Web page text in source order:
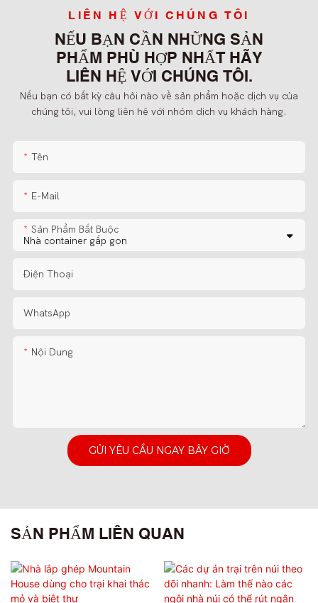
LIÊN HỆ VỚI CHÚNG TÔI
NẾU BẠN CẦN NHỮNG SẢN
PHẨM PHÙ HỢP NHẤT HÃY
LIÊN HỆ VỚI CHÚNG TÔI.
Nếu bạn có bất kỳ câu hỏi nào về sản phẩm hoặc dịch vụ của
chúng tôi, vui lòng liên hệ với nhóm dịch vụ khách hàng.
Tên
E-Mail
Sản Phẩm Bắt Buộc
Điện Thoại
WhatsApp
Nội Dung
GỬI YÊU CẦU NGAY BÂY GIỜ
SẢN PHẨM LIÊN QUAN